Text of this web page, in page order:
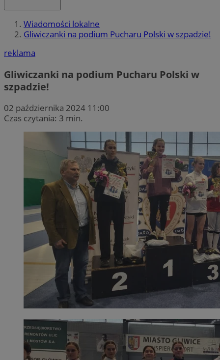
Wiadomości lokalne
Gliwiczanki na podium Pucharu Polski w szpadzie!
reklama
Gliwiczanki na podium Pucharu Polski w
szpadzie!
02 października 2024 11:00
Czas czytania: 3 min.